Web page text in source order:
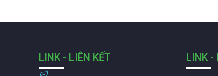
LINK - LIÊN KẾT LINK -